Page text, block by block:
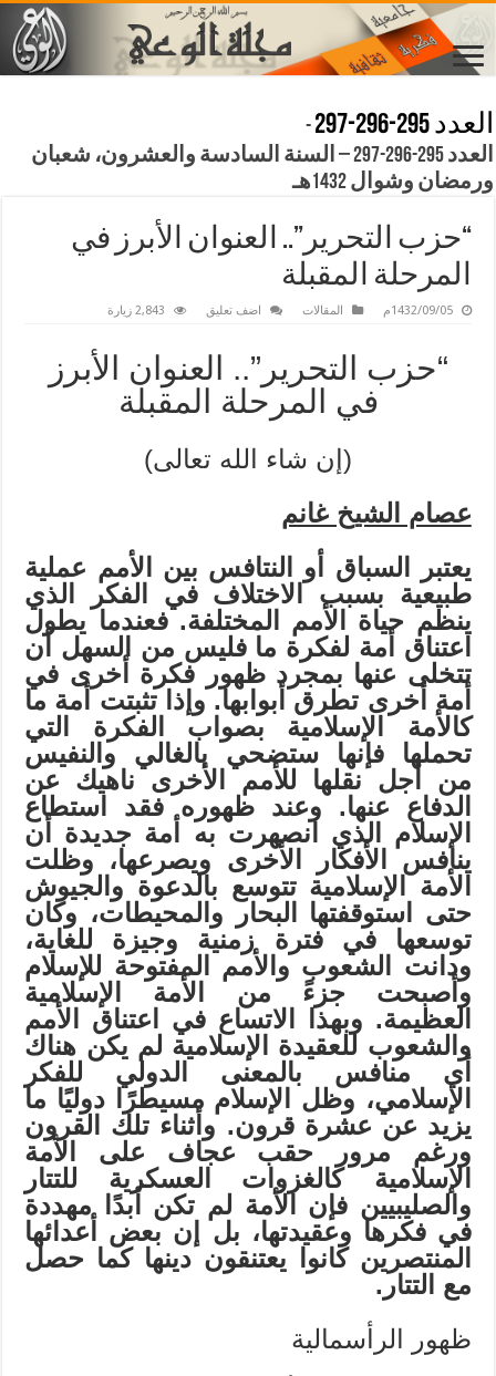
العدد 295-296-297
-
العدد 295-296-297 – السنة السادسة والعشرون، شعبان
ورمضان وشوال 1432هـ
“حزب التحرير”.. العنوان الأبرز في
المرحلة المقبلة
1432/09/05م المقالات اضف تعليق 2,843 زيارة
“حزب التحرير”.. العنوان الأبرز
في المرحلة المقبلة
(إن شاء الله تعالى)
عصام الشيخ غانم
يعتبر السباق أو النتافس بين الأمم عملية
طبيعية بسبب الاختلاف في الفكر الذي
ينظم حياة الأمم المختلفة. فعندما يطول
اعتناق أمة لفكرة ما فليس من السهل أن
تتخلى عنها بمجرد ظهور فكرة أخرى في
أمة أخرى تطرق أبوابها. وإذا تثبتت أمة ما
كالأمة الإسلامية بصواب الفكرة التي
تحملها فإنها ستضحي بالغالي والنفيس
من أجل نقلها للأمم الأخرى ناهيك عن
الدفاع عنها. وعند ظهوره فقد استطاع
الإسلام الذي انصهرت به أمة جديدة أن
ينافس الأفكار الأخرى ويصرعها، وظلت
الأمة الإسلامية تتوسع بالدعوة والجيوش
حتى استوقفتها البحار والمحيطات، وكان
توسعها في فترة زمنية وجيزة للغاية،
ودانت الشعوب والأمم المفتوحة للإسلام
وأصبحت جزءً من الأمة الإسلامية
العظيمة. وبهذا الاتساع في اعتناق الأمم
والشعوب للعقيدة الإسلامية لم يكن هناك
أي منافس بالمعنى الدولي للفكر
الإسلامي، وظل الإسلام مسيطرًا دوليًا ما
يزيد عن عشرة قرون. وأثناء تلك القرون
ورغم مرور حقب عجاف على الأمة
الإسلامية كالغزوات العسكرية للتتار
والصليبيين فإن الأمة لم تكن أبدًا مهددة
في فكرها وعقيدتها، بل إن بعض أعدائها
المنتصرين كانوا يعتنقون دينها كما حصل
مع التتار.
ظهور الرأسمالية